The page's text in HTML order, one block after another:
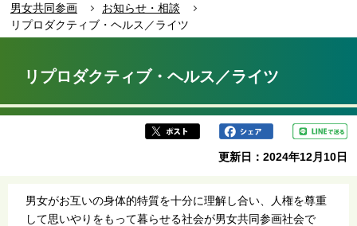
男女共同参画
お知らせ・相談
リプロダクティブ・ヘルス／ライツ
か
リプロダクティブ・ヘルス／ライツ
更新日：2024年12月10日
男女がお互いの身体的特質を十分に理解し合い、人権を尊重
して思いやりをもって暮らせる社会が男女共同参画社会で